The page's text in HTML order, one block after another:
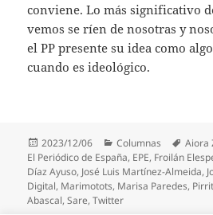
conviene. Lo más significativo
vemos se ríen de nosotras y
el PP presente su idea como
cuando es ideológico.
Publicado
el
2023/12/06 Categorías
Columnas Aiora
El Periódico de España, EPE, Froilán
Díaz Ayuso, José Luis Martínez-Almeida,
Digital, Marimotots, Marisa Paredes,
Abascal,Sare,Twitter